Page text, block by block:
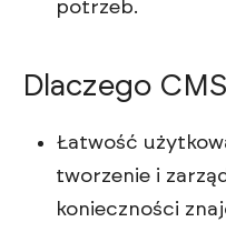
potrzeb.
Dlaczego
Łatwość
tworzenie i
konieczności